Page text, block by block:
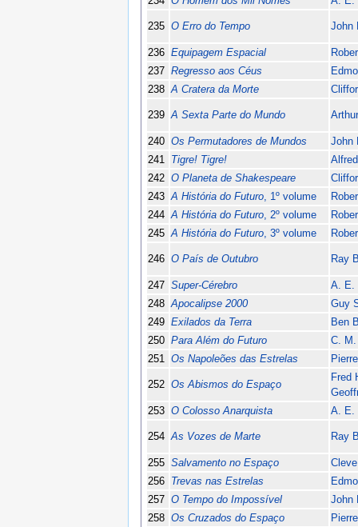
235 O Erro do Tempo John
236 Equipagem Espacial
237 Regresso aos Céus
238 A Cratera da Morte
239 A Sexta Parte do Mundo
240 Os Permutadores de Mundos
John
241 Tigre! Tigre!
242 O Planeta de Shakespeare
243 A História do Futuro, 1º volume
244 A História do Futuro, 2º volume
245 A História do Futuro, 3º volume
246 O País de Outubro Ray
247 Super-Cérebro
A. E.
248 Apocalipse 2000
Guy
249 Exilados da Terra
Ben
250 Para Além do Futuro
C.
251 Os Napoleões das Estrelas
252 Os Abismos do Espaço
Fred
253 O Colosso Anarquista A. E.
254 As Vozes de Marte Ray
255 Salvamento no Espaço
256 Trevas nas Estrelas
257 O Tempo do Impossível
John
258 Os Cruzados do Espaço